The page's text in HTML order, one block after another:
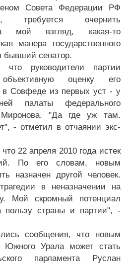
Совета Федерации РФ
требуется очернить
мой взгляд, какая-то
манера государственного
бывший сенатор.
что руководители партии
оценку его
в Совфеде из первых уст - у
палаты федерального
Миронова. "Да где уж там.
- отметил в отчаянии экс-
22 апреля 2010 года истек
По его словам, новым
назначен другой человек.
в неназначении на
Мой скромный потенциал
пользу страны и партии", -
сообщения, что новым
Урала может стать
парламента Руслан